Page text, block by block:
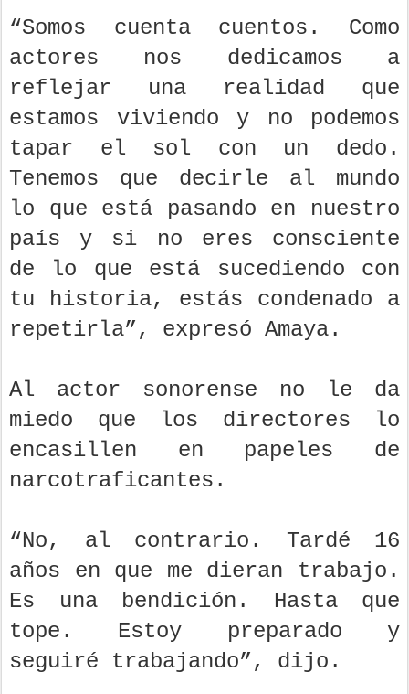
“Somos cuenta cuentos. Como
actores nos dedicamos a
reflejar una realidad que
estamos viviendo y no podemos
tapar el sol con un dedo.
Tenemos que decirle al mundo
lo que está pasando en nuestro
país y si no eres consciente
de lo que está sucediendo con
tu historia, estás condenado a
repetirla”, expresó Amaya.
Al actor sonorense no le da
miedo que los directores lo
encasillen en papeles de
narcotraficantes.
“No, al contrario. Tardé 16
años en que me dieran trabajo.
Es una bendición. Hasta que
tope. Estoy preparado y
seguiré trabajando”, dijo.